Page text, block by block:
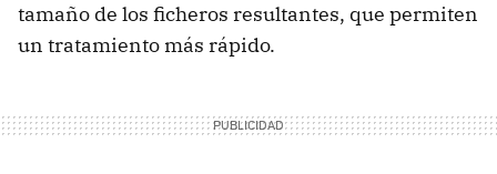
tamaño de los ficheros resultantes, que permiten
un tratamiento más rápido.